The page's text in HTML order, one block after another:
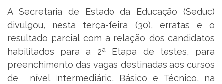
A Secretaria de Estado da Educação (Seduc)
divulgou, nesta terça-feira (30), erratas e o
resultado parcial com a relação dos candidatos
habilitados para a 2ª Etapa de testes, para
preenchimento das vagas destinadas aos cursos
de nível Intermediário, Básico e Técnico, na